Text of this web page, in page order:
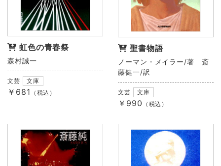
虹色の青春祭
森村誠一
文芸 文庫
￥681 （税込）
聖書物語
ノーマン・メイラー/著 斎
藤健一/訳
文芸 文庫
￥990 （税込）